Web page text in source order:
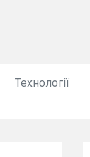
Технології